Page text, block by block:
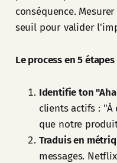
conséquence.
seuil pour valider
Le process en 5 étapes
Identifie ton
clients actifs :
que notre
Traduis en
messages.